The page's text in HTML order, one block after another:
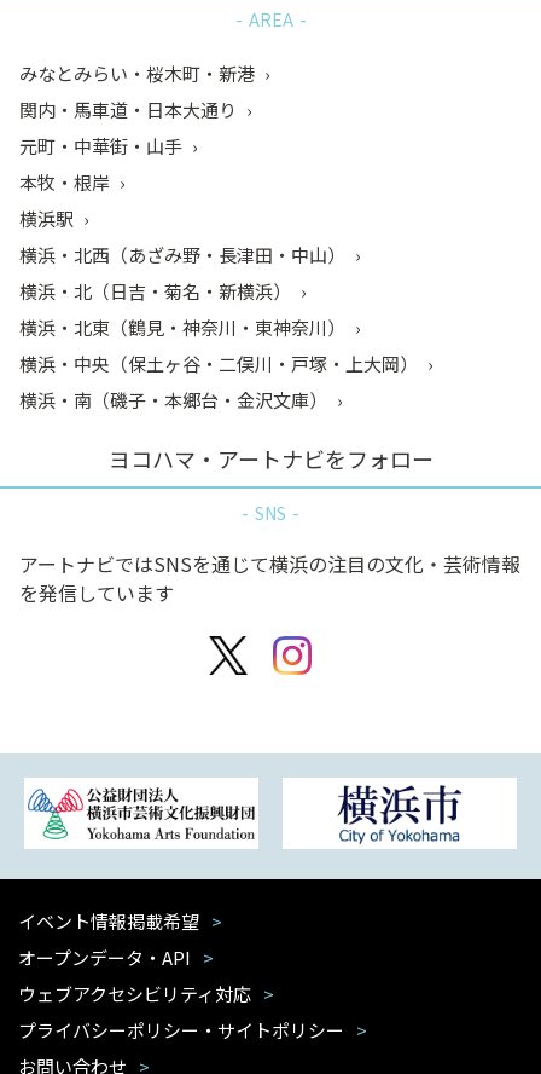
AREA
みなとみらい・桜木町・新港
関内・馬車道・日本大通り
元町・中華街・山手
本牧・根岸
横浜駅
横浜・北西（あざみ野・長津田・中山）
横浜・北（日吉・菊名・新横浜）
横浜・北東（鶴見・神奈川・東神奈川）
横浜・中央（保土ヶ谷・二俣川・戸塚・上大岡）
横浜・南（磯子・本郷台・金沢文庫）
ヨコハマ・アートナビをフォロー
SNS
アートナビではSNSを通じて横浜の注目の文化・芸術情報
を発信しています
イベント情報掲載希望
オープンデータ・API
ウェブアクセシビリティ対応
プライバシーポリシー・サイトポリシー
お問い合わせ